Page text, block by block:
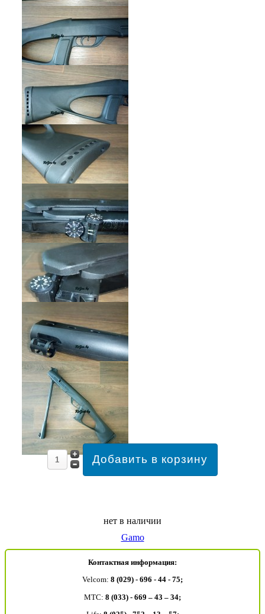
нет в наличии
Gamo
Контактная информация:
Velcom: 8 (029) - 696 - 44 - 75;
MTC: 8 (033) - 669 – 43 – 34;